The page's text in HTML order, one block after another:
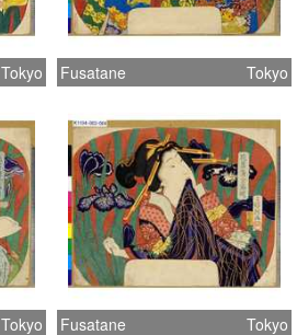
Tokyo Fusatane Tokyo
Tokyo Fusatane Tokyo